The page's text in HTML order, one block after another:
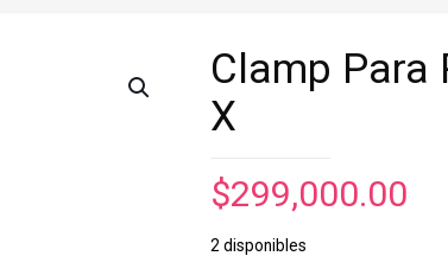
Clamp Para
X
$299,000.00
2 disponibles